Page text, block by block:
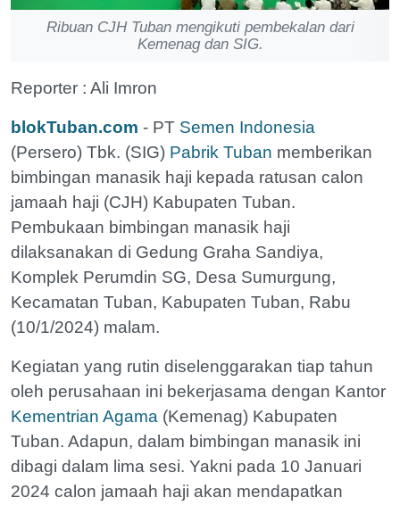
Ribuan CJH Tuban mengikuti pembekalan dari
Kemenag dan SIG.
Reporter : Ali Imron
blokTuban.com - PT Semen Indonesia
(Persero) Tbk. (SIG) Pabrik Tuban memberikan
bimbingan manasik haji kepada ratusan calon
jamaah haji (CJH) Kabupaten Tuban.
Pembukaan bimbingan manasik haji
dilaksanakan di Gedung Graha Sandiya,
Komplek Perumdin SG, Desa Sumurgung,
Kecamatan Tuban, Kabupaten Tuban, Rabu
(10/1/2024) malam.
Kegiatan yang rutin diselenggarakan tiap tahun
oleh perusahaan ini bekerjasama dengan Kantor
Kementrian Agama (Kemenag) Kabupaten
Tuban. Adapun, dalam bimbingan manasik ini
dibagi dalam lima sesi. Yakni pada 10 Januari
2024 calon jamaah haji akan mendapatkan